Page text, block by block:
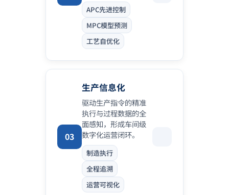
APC先进控制
MPC模型预测
工艺自优化
03
生产信息化
驱动生产指令的精准
执行与过程数据的全
面感知，形成车间级
数字化运营闭环。
制造执行
全程追溯
运营可视化